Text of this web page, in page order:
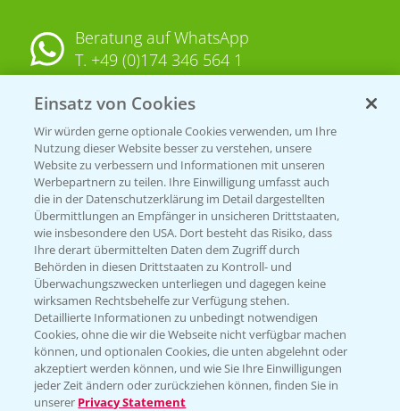
Beratung auf WhatsApp
T. +49 (0)174 346 564 1
KONTAKT
Hilfe in Notfällen
T.+49 (0)214/30-20220
Folgen Sie uns
Einsatz von Cookies
Wir würden gerne optionale Cookies verwenden, um Ihre
Nutzung dieser Website besser zu verstehen, unsere
Website zu verbessern und Informationen mit unseren
Werbepartnern zu teilen. Ihre Einwilligung umfasst auch
die in der Datenschutzerklärung im Detail dargestellten
Übermittlungen an Empfänger in unsicheren Drittstaaten,
wie insbesondere den USA. Dort besteht das Risiko, dass
Ihre derart übermittelten Daten dem Zugriff durch
Behörden in diesen Drittstaaten zu Kontroll- und
Überwachungszwecken unterliegen und dagegen keine
wirksamen Rechtsbehelfe zur Verfügung stehen.
Detaillierte Informationen zu unbedingt notwendigen
Cookies, ohne die wir die Webseite nicht verfügbar machen
können, und optionalen Cookies, die unten abgelehnt oder
akzeptiert werden können, und wie Sie Ihre Einwilligungen
jeder Zeit ändern oder zurückziehen können, finden Sie in
unserer Privacy Statement